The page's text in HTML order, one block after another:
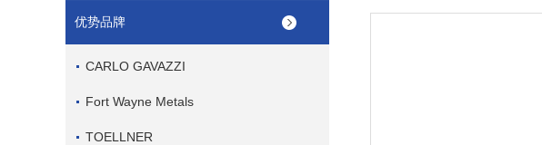
优势品牌
CARLO GAVAZZI
Fort Wayne Metals
TOELLNER